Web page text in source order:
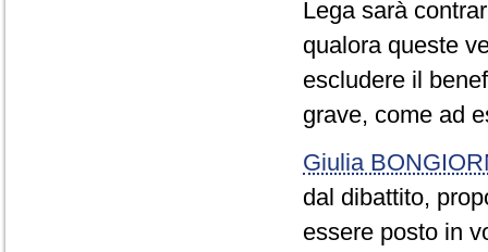
Lega sarà
qualora queste
escludere il
grave, come ad
Giulia
dal dibattito,
essere posto in